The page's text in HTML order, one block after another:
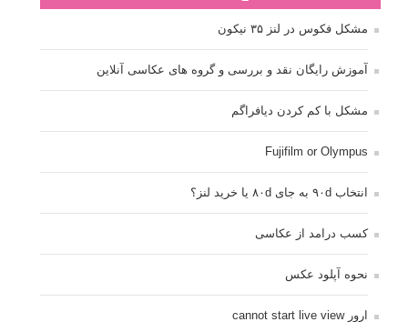
مشکل فکوس در لنز ۳۵ نیکون
آموزش رایگان نقد و بررسی و گروه های عکاسی آنلاین
مشکل با کم کردن دیافراگم
Fujifilm or Olympus
انتخاب ۹۰d به جای ۸۰d یا خرید لنز؟
کسب درامد از عکاسی
نحوه آپلود عکس
ارور cannot start live view